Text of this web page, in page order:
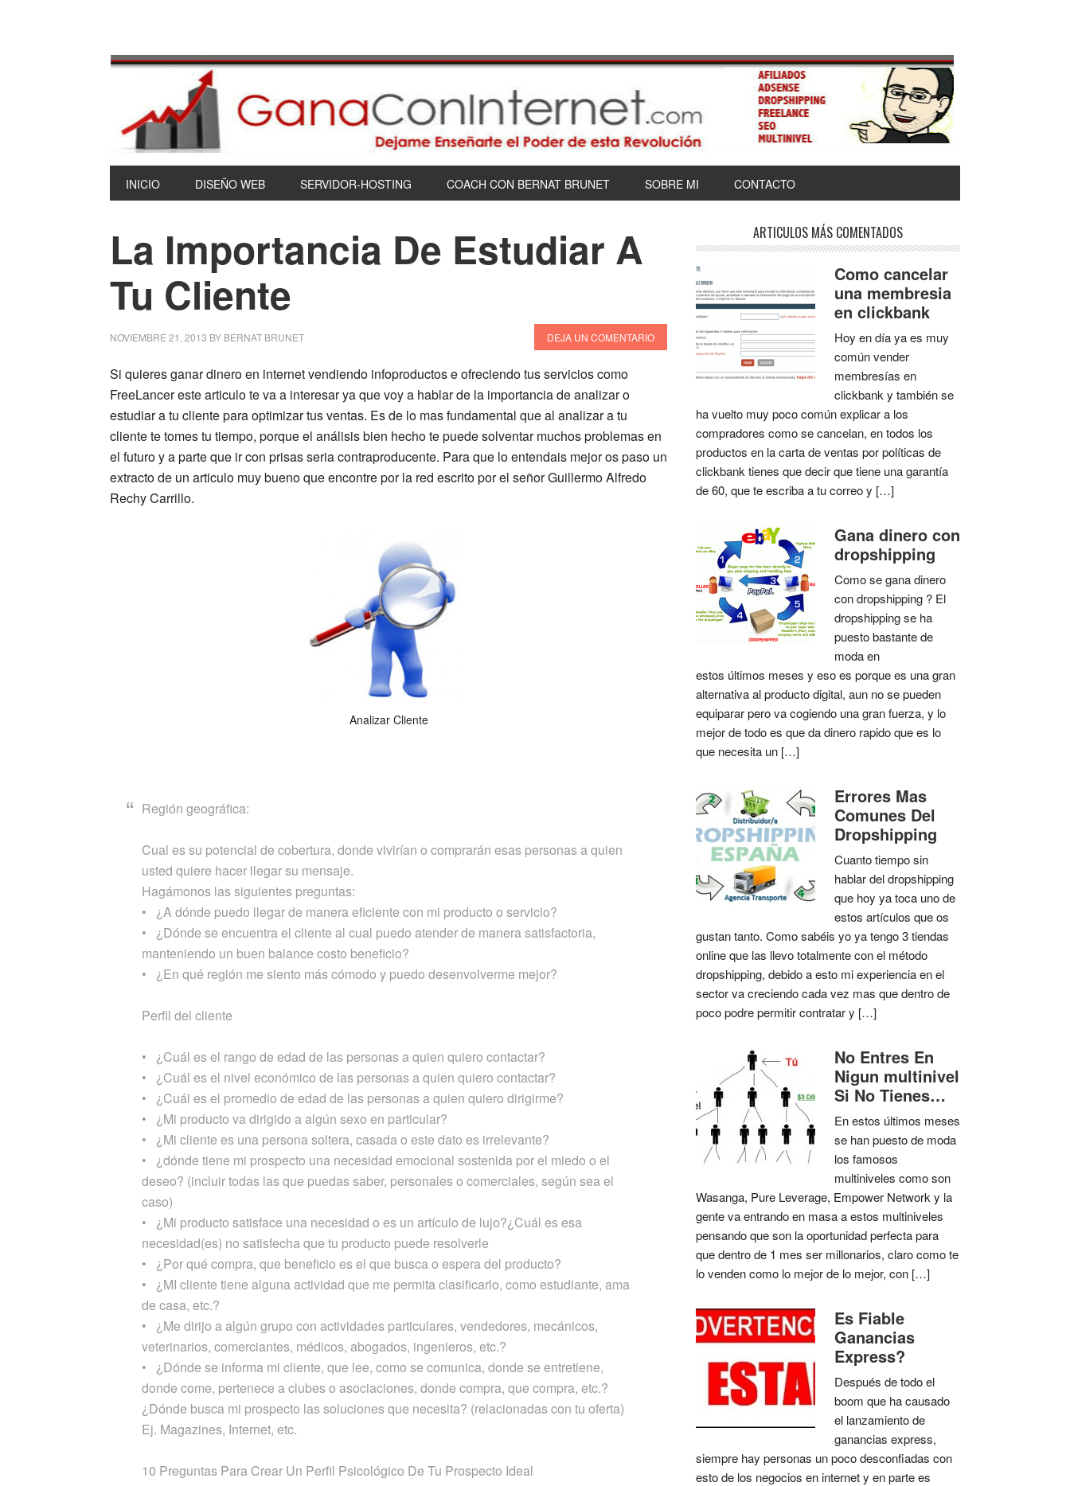
INICIO DISEÑO WEB SERVIDOR-HOSTING COACH CON BERNAT BRUNET SOBRE MI CONTACTO
La Importancia De Estudiar A
Tu Cliente
NOVIEMBRE 21, 2013 BY BERNAT BRUNET DEJA UN COMENTARIO
Si quieres ganar dinero en internet vendiendo infoproductos e ofreciendo tus servicios como
FreeLancer este articulo te va a interesar ya que voy a hablar de la importancia de analizar o
estudiar a tu cliente para optimizar tus ventas. Es de lo mas fundamental que al analizar a tu
cliente te tomes tu tiempo, porque el análisis bien hecho te puede solventar muchos problemas en
el futuro y a parte que ir con prisas seria contraproducente. Para que lo entendais mejor os paso un
extracto de un articulo muy bueno que encontre por la red escrito por el señor Guillermo Alfredo
Rechy Carrillo.
Analizar Cliente
Región geográfica:
Cual es su potencial de cobertura, donde vivirían o comprarán esas personas a quien
usted quiere hacer llegar su mensaje.
Hagámonos las siguientes preguntas:
• ¿A dónde puedo llegar de manera eficiente con mi producto o servicio?
• ¿Dónde se encuentra el cliente al cual puedo atender de manera satisfactoria,
manteniendo un buen balance costo beneficio?
• ¿En qué región me siento más cómodo y puedo desenvolverme mejor?
Perfil del cliente
• ¿Cuál es el rango de edad de las personas a quien quiero contactar?
• ¿Cuál es el nivel económico de las personas a quien quiero contactar?
• ¿Cuál es el promedio de edad de las personas a quien quiero dirigirme?
• ¿Mi producto va dirigido a algún sexo en particular?
• ¿Mi cliente es una persona soltera, casada o este dato es irrelevante?
• ¿dónde tiene mi prospecto una necesidad emocional sostenida por el miedo o el
deseo? (incluir todas las que puedas saber, personales o comerciales, según sea el
caso)
• ¿Mi producto satisface una necesidad o es un artículo de lujo?¿Cuál es esa
necesidad(es) no satisfecha que tu producto puede resolverle
• ¿Por qué compra, que beneficio es el que busca o espera del producto?
• ¿MI cliente tiene alguna actividad que me permita clasificarlo, como estudiante, ama
de casa, etc.?
• ¿Me dirijo a algún grupo con actividades particulares, vendedores, mecánicos,
veterinarios, comerciantes, médicos, abogados, ingenieros, etc.?
• ¿Dónde se informa mi cliente, que lee, como se comunica, donde se entretiene,
donde come, pertenece a clubes o asociaciones, donde compra, que compra, etc.?
¿Dónde busca mi prospecto las soluciones que necesita? (relacionadas con tu oferta)
Ej. Magazines, Internet, etc.
10 Preguntas Para Crear Un Perfil Psicológico De Tu Prospecto Ideal
ARTICULOS MÁS COMENTADOS
Como cancelar
una membresia
en clickbank
Hoy en día ya es muy
común vender
membresías en
clickbank y también se
ha vuelto muy poco común explicar a los
compradores como se cancelan, en todos los
productos en la carta de ventas por políticas de
clickbank tienes que decir que tiene una garantía
de 60, que te escriba a tu correo y […]
Gana dinero con
dropshipping
Como se gana dinero
con dropshipping ? El
dropshipping se ha
puesto bastante de
moda en
estos últimos meses y eso es porque es una gran
alternativa al producto digital, aun no se pueden
equiparar pero va cogiendo una gran fuerza, y lo
mejor de todo es que da dinero rapido que es lo
que necesita un […]
Errores Mas
Comunes Del
Dropshipping
Cuanto tiempo sin
hablar del dropshipping
que hoy ya toca uno de
estos artículos que os
gustan tanto. Como sabéis yo ya tengo 3 tiendas
online que las llevo totalmente con el método
dropshipping, debido a esto mi experiencia en el
sector va creciendo cada vez mas que dentro de
poco podre permitir contratar y […]
No Entres En
Nigun multinivel
Si No Tienes…
En estos últimos meses
se han puesto de moda
los famosos
multiniveles como son
Wasanga, Pure Leverage, Empower Network y la
gente va entrando en masa a estos multiniveles
pensando que son la oportunidad perfecta para
que dentro de 1 mes ser millonarios, claro como te
lo venden como lo mejor de lo mejor, con […]
Es Fiable
Ganancias
Express?
Después de todo el
boom que ha causado
el lanzamiento de
ganancias express,
siempre hay personas un poco desconfiadas con
esto de los negocios en internet y en parte es